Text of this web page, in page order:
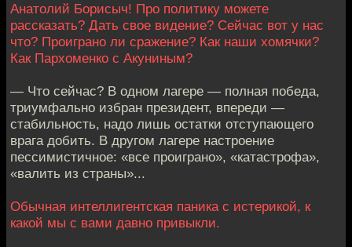
Анатолий Борисыч! Про политику можете
рассказать? Дать свое видение? Сейчас вот у нас
что? Проиграно ли сражение? Как наши хомячки?
Как Пархоменко с Акуниным?
— Что сейчас? В одном лагере — полная победа,
триумфально избран президент, впереди —
стабильность, надо лишь остатки отступающего
врага добить. В другом лагере настроение
пессимистичное: «все проиграно», «катастрофа»,
«валить из страны»...
Обычная интеллигентская паника с истерикой, к
какой мы с вами давно привыкли.